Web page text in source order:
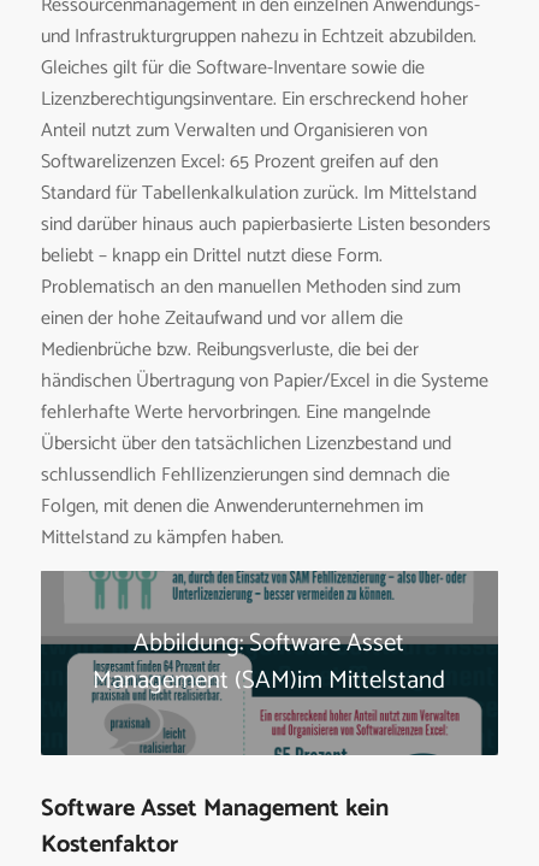
und Infrastrukturgruppen nahezu in Echtzeit abzubilden.
Gleiches gilt für die Software-Inventare sowie die
Lizenzberechtigungsinventare. Ein erschreckend hoher
Anteil nutzt zum Verwalten und Organisieren von
Softwarelizenzen Excel: 65 Prozent greifen auf den
Standard für Tabellenkalkulation zurück. Im Mittelstand
sind darüber hinaus auch papierbasierte Listen besonders
beliebt – knapp ein Drittel nutzt diese Form.
Problematisch an den manuellen Methoden sind zum
einen der hohe Zeitaufwand und vor allem die
Medienbrüche bzw. Reibungsverluste, die bei der
händischen Übertragung von Papier/Excel in die Systeme
fehlerhafte Werte hervorbringen. Eine mangelnde
Übersicht über den tatsächlichen Lizenzbestand und
schlussendlich Fehllizenzierungen sind demnach die
Folgen, mit denen die Anwenderunternehmen im
Mittelstand zu kämpfen haben.
Abbildung: Software Asset
Management (SAM)im Mittelstand
Software Asset Management kein
Kostenfaktor